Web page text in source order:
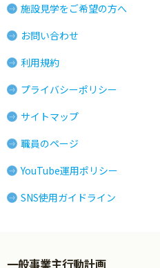
施設見学をご希望の方へ
お問い合わせ
利用規約
プライバシーポリシー
サイトマップ
職員のページ
YouTube運用ポリシー
SNS使用ガイドライン
一般事業主行動計画